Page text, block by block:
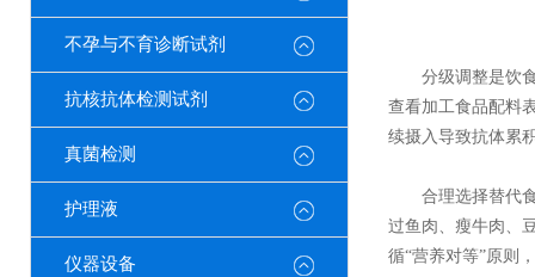
不孕与不育诊断试剂
抗核抗体检测试剂
真菌检测
护理液
仪器设备
分级调整是饮食
查看加工食品配料
续摄入导致抗体累
合理选择替代食
过鱼肉、瘦牛肉、
循“营养对等”原则